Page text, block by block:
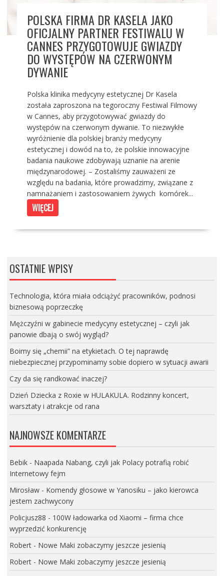
POLSKA FIRMA DR KASELA JAKO
OFICJALNY PARTNER FESTIWALU W
CANNES PRZYGOTOWUJE GWIAZDY
DO WYSTĘPÓW NA CZERWONYM
DYWANIE
Polska klinika medycyny estetycznej Dr Kasela
została zaproszona na tegoroczny Festiwal Filmowy
w Cannes, aby przygotowywać gwiazdy do
występów na czerwonym dywanie. To niezwykłe
wyróżnienie dla polskiej branży medycyny
estetycznej i dowód na to, że polskie innowacyjne
badania naukowe zdobywają uznanie na arenie
międzynarodowej. – Zostaliśmy zauważeni ze
względu na badania, które prowadzimy, związane z
namnażaniem i zastosowaniem żywych komórek...
WIĘCEJ
OSTATNIE WPISY
Technologia, która miała odciążyć pracowników, podnosi
biznesową poprzeczkę
Mężczyźni w gabinecie medycyny estetycznej – czyli jak
panowie dbają o swój wygląd?
Boimy się „chemii” na etykietach. O tej naprawdę
niebezpiecznej przypominamy sobie dopiero w sytuacji awarii
Czy da się randkować inaczej?
Dzień Dziecka z Roxie w HULAKULA. Rodzinny koncert,
warsztaty i atrakcje od rana
NAJNOWSZE KOMENTARZE
Bebik- Naapada Nabang, czyli jak Polacy potrafią robić
Internetowy fejm
Mirosław- Komendy głosowe w Yanosiku – jako kierowca
jestem zachwycony
Policjusz88 - 100W ładowarka od Xiaomi – firma chce
wyprzedzić konkurencję
Robert- Nowe Maki zobaczymy jeszcze jesienią
Robert- Nowe Maki zobaczymy jeszcze jesienią